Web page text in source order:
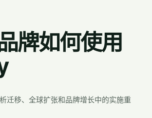
牌如何使用
迁移、全球扩张和品牌增长中的实施重